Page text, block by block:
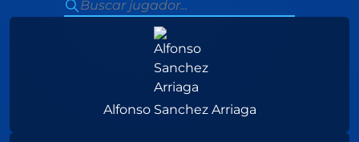
Alfonso Sanchez Arriaga